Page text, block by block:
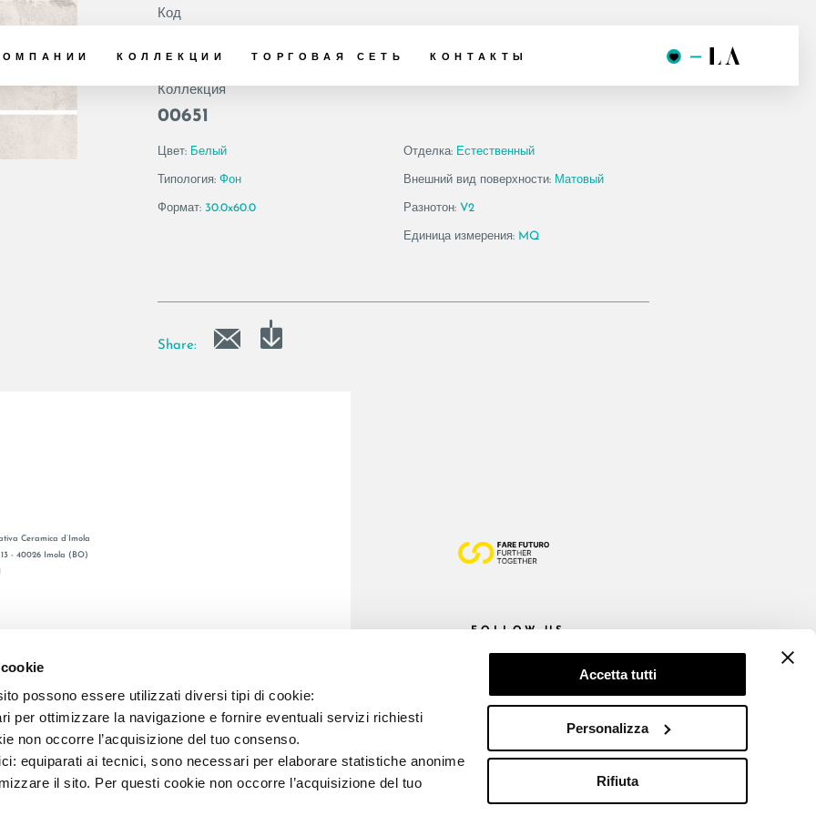
possono essere utilizzati diversi tipi di cookie:
per ottimizzare la navigazione e fornire eventuali servizi richiesti
non occorre l’acquisizione del tuo consenso.
equiparati ai tecnici, sono necessari per elaborare statistiche anonime
il sito. Per questi cookie non occorre l’acquisizione del tuo
Accetta tutti
Personalizza
Rifiuta
КОЛЛЕКЦИИ ТОРГОВАЯ СЕТЬ КОНТАКТЫ
Код
Коллекция
00651
Цвет: Белый
Типология: Фон
Формат: 30.0x60.0
Отделка: Естественный
Внешний вид поверхности: Матовый
Разнотон: V2
Единица измерения: MQ
Share:
Ceramica d’Imola
- 40026 Imola (BO)
FOLLOW US
E REG. IMPR. BO 00286900378 R.E.A. BO 5545